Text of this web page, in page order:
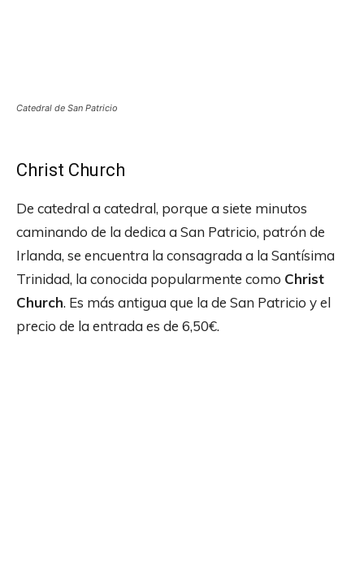
Catedral de San Patricio
Christ Church
De catedral a catedral, porque a siete minutos
caminando de la dedica a San Patricio, patrón de
Irlanda, se encuentra la consagrada a la Santísima
Trinidad, la conocida popularmente como Christ
Church. Es más antigua que la de San Patricio y el
precio de la entrada es de 6,50€.